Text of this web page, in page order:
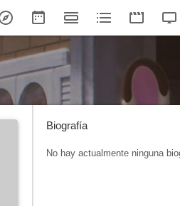
Biografía
No hay actualmente ninguna